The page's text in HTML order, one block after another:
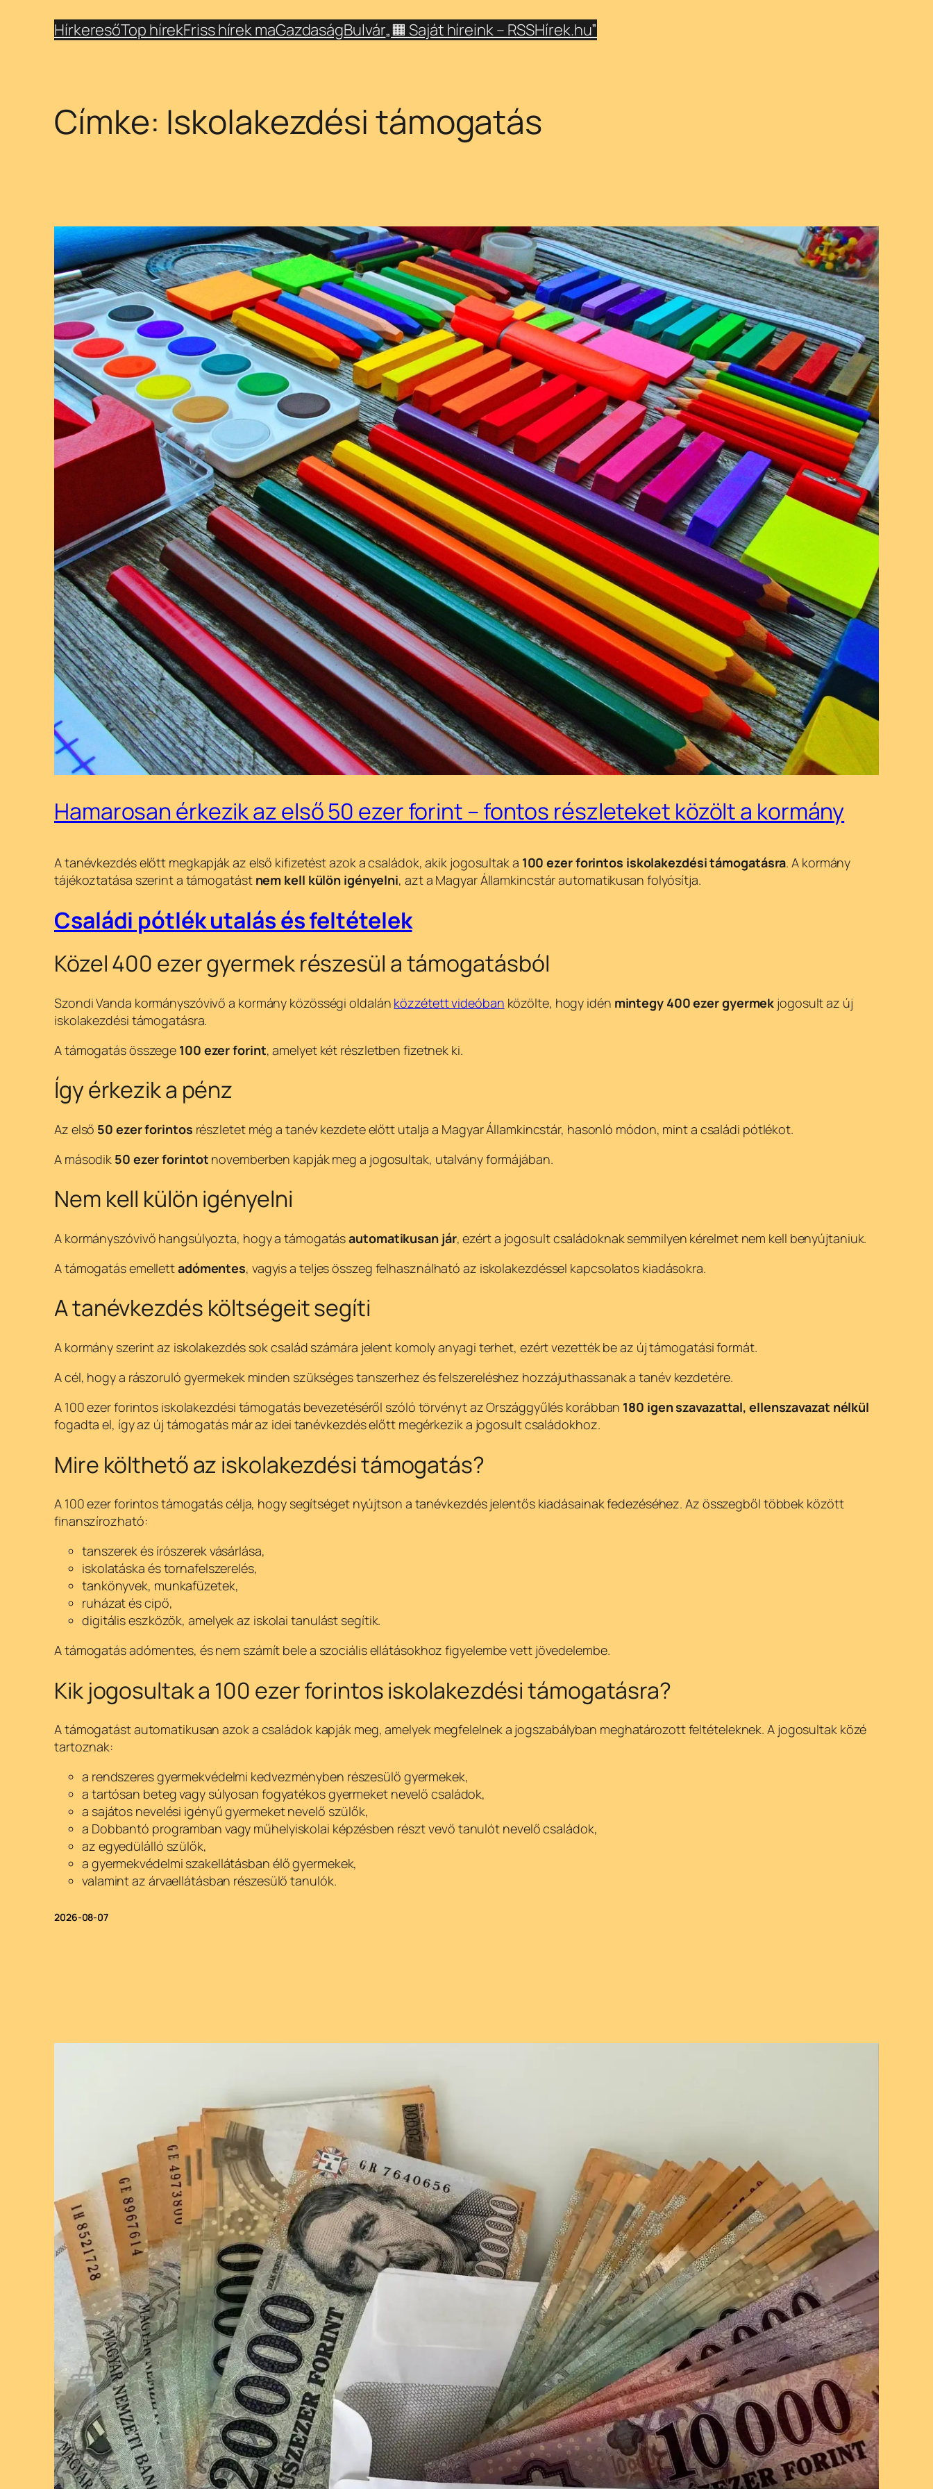
HírkeresőTop hírekFriss hírek maGazdaságBulvár„🟧 Saját híreink – RSSHírek.hu”
Címke: Iskolakezdési támogatás
Hamarosan érkezik az első 50 ezer forint – fontos részleteket közölt a kormány
A tanévkezdés előtt megkapják az első kifizetést azok a családok, akik jogosultak a 100 ezer forintos iskolakezdési támogatásra. A kormány
tájékoztatása szerint a támogatást nem kell külön igényelni, azt a Magyar Államkincstár automatikusan folyósítja.
Családi pótlék utalás és feltételek
Közel 400 ezer gyermek részesül a támogatásból
Szondi Vanda kormányszóvivő a kormány közösségi oldalán közzétett videóban közölte, hogy idén mintegy 400 ezer gyermek jogosult az új
iskolakezdési támogatásra.
A támogatás összege 100 ezer forint, amelyet két részletben fizetnek ki.
Így érkezik a pénz
Az első 50 ezer forintos részletet még a tanév kezdete előtt utalja a Magyar Államkincstár, hasonló módon, mint a családi pótlékot.
A második 50 ezer forintot novemberben kapják meg a jogosultak, utalvány formájában.
Nem kell külön igényelni
A kormányszóvivő hangsúlyozta, hogy a támogatásautomatikusan jár, ezért a jogosult családoknak semmilyen kérelmet nem kell benyújtaniuk.
A támogatás emellettadómentes, vagyis a teljes összeg felhasználható az iskolakezdéssel kapcsolatos kiadásokra.
A tanévkezdés költségeit segíti
A kormány szerint az iskolakezdés sok család számára jelent komoly anyagi terhet, ezért vezették be az új támogatási formát.
A cél, hogy a rászoruló gyermekek minden szükséges tanszerhez és felszereléshez hozzájuthassanak a tanév kezdetére.
A 100 ezer forintos iskolakezdési támogatás bevezetéséről szóló törvényt az Országgyűlés korábban 180 igen szavazattal, ellenszavazat nélkül
fogadta el, így az új támogatás már az idei tanévkezdés előtt megérkezik a jogosult családokhoz.
Mire költhető az iskolakezdési támogatás?
A 100 ezer forintos támogatás célja, hogy segítséget nyújtson a tanévkezdés jelentős kiadásainak fedezéséhez. Az összegből többek között
finanszírozható:
tanszerek és írószerek vásárlása,
iskolatáska és tornafelszerelés,
tankönyvek, munkafüzetek,
ruházat és cipő,
digitális eszközök, amelyek az iskolai tanulást segítik.
A támogatás adómentes, és nem számít bele a szociális ellátásokhoz figyelembe vett jövedelembe.
Kik jogosultak a 100 ezer forintos iskolakezdési támogatásra?
A támogatást automatikusan azok a családok kapják meg, amelyek megfelelnek a jogszabályban meghatározott feltételeknek. A jogosultak közé
tartoznak:
a rendszeres gyermekvédelmi kedvezményben részesülő gyermekek,
a tartósan beteg vagy súlyosan fogyatékos gyermeket nevelő családok,
a sajátos nevelési igényű gyermeket nevelő szülők,
a Dobbantó programban vagy műhelyiskolai képzésben részt vevő tanulót nevelő családok,
az egyedülálló szülők,
a gyermekvédelmi szakellátásban élő gyermekek,
valamint az árvaellátásban részesülő tanulók.
2026-08-07